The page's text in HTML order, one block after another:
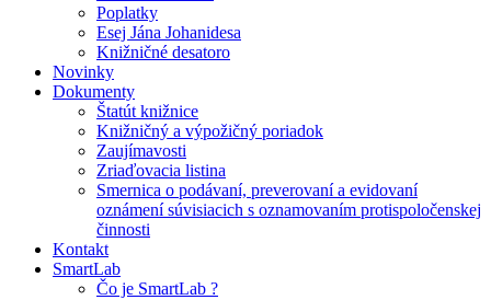
Poplatky
Esej Jána Johanidesa
Knižničné desatoro
Novinky
Dokumenty
Štatút knižnice
Knižničný a výpožičný poriadok
Zaujímavosti
Zriaďovacia listina
Smernica o podávaní, preverovaní a evidovaní
oznámení súvisiacich s oznamovaním protispoločenskej
činnosti
Kontakt
SmartLab
Čo je SmartLab ?